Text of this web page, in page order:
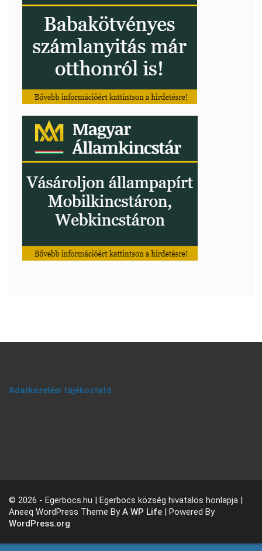
Adatkezelési tájékoztató
© 2026 - Egerbocs.hu | Egerbocs község hivatalos honlapja |
Aneeq WordPress Theme ByA WP Life | Powered By
WordPress.org